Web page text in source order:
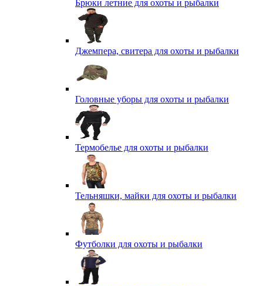
Брюки летние для охоты и рыбалки
Джемпера, свитера для охоты и рыбалки
Головные уборы для охоты и рыбалки
Термобелье для охоты и рыбалки
Тельняшки, майки для охоты и рыбалки
Футболки для охоты и рыбалки